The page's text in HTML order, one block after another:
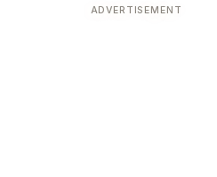
ADVERTISEMENT